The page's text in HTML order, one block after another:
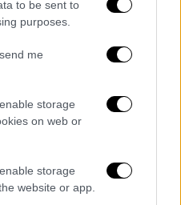
to be sent to
purposes.
me
storage
on web or
storage
website or app.
Κούβας
αλλά αυτό
συνθήκη ή
κυβέρνησής τους ότι
δήλωσε ο
ότι θα
Αμερικανούς
στην Κούβα,
να τού εγγυηθούν
κράτους
ολόκληρα ή μεγάλο